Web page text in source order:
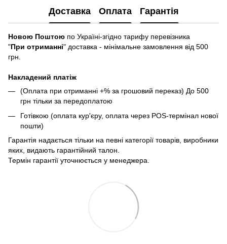
Доставка Оплата Гарантія
Новою Поштою по Україні-згідно тарифу перевізника
"При отриманні" доставка - мінімальне замовлення від 500
грн.
Накладений платіж
(Оплата при отриманні +% за грошовий переказ) До 500
грн тільки за передоплатою
Готівкою (оплата кур'єру, оплата через POS-термінал нової
пошти)
Гарантія надається тільки на певні категорії товарів, виробники
яких, видають гарантійний талон.
Термін гарантії уточнюється у менеджера.